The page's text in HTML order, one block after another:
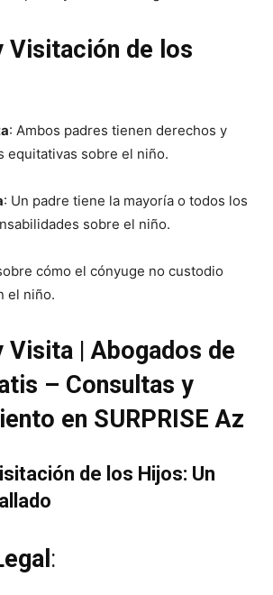
Visitación de los
: Ambos padres tienen derechos y
equitativas sobre el niño.
: Un padre tiene la mayoría o todos los
sobre el niño.
cómo el cónyuge no custodio
el niño.
Visita | Abogados de
– Consultas y
en SURPRISE Az
de los Hijos: Un
: